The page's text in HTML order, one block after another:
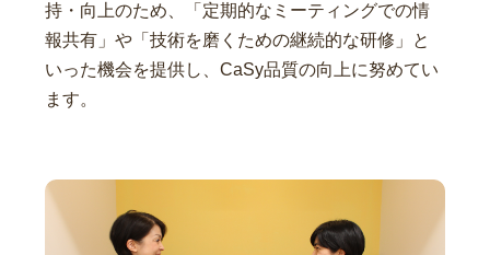
持・向上のため、「定期的なミーティングでの情
報共有」や「技術を磨くための継続的な研修」と
いった機会を提供し、CaSy品質の向上に努めてい
ます。